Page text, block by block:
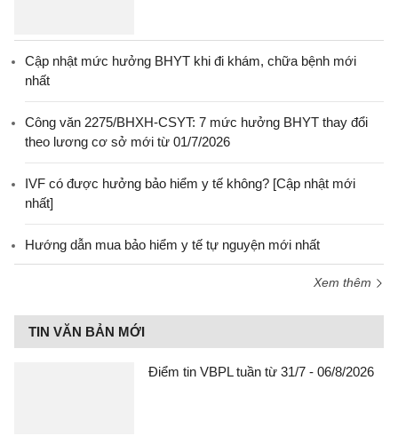
Cập nhật mức hưởng BHYT khi đi khám, chữa bệnh mới
nhất
Công văn 2275/BHXH-CSYT: 7 mức hưởng BHYT thay đổi
theo lương cơ sở mới từ 01/7/2026
IVF có được hưởng bảo hiểm y tế không? [Cập nhật mới
nhất]
Hướng dẫn mua bảo hiểm y tế tự nguyện mới nhất
Xem thêm
TIN VĂN BẢN MỚI
Điểm tin VBPL tuần từ 31/7 - 06/8/2026